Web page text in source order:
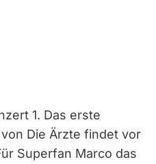
1. Das erste
Die Ärzte findet vor
Superfan Marco das